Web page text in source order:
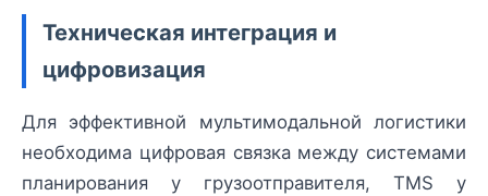
Техническая интеграция и
цифровизация
Для эффективной мультимодальной логистики
необходима цифровая связка между системами
планирования у грузоотправителя, TMS у